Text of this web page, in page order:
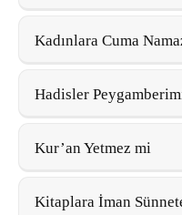
Kadınlara Cuma
Hadisler
Kur’an Yetmez mi
Kitaplara İman